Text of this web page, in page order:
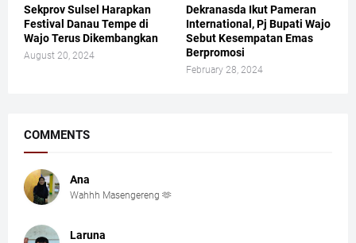
Sekprov Sulsel Harapkan
Festival Danau Tempe di
Wajo Terus Dikembangkan
August 20, 2024
Dekranasda Ikut Pameran
International, Pj Bupati Wajo
Sebut Kesempatan Emas
Berpromosi
February 28, 2024
COMMENTS
Ana
Wahhh Masengereng 🫶
Laruna